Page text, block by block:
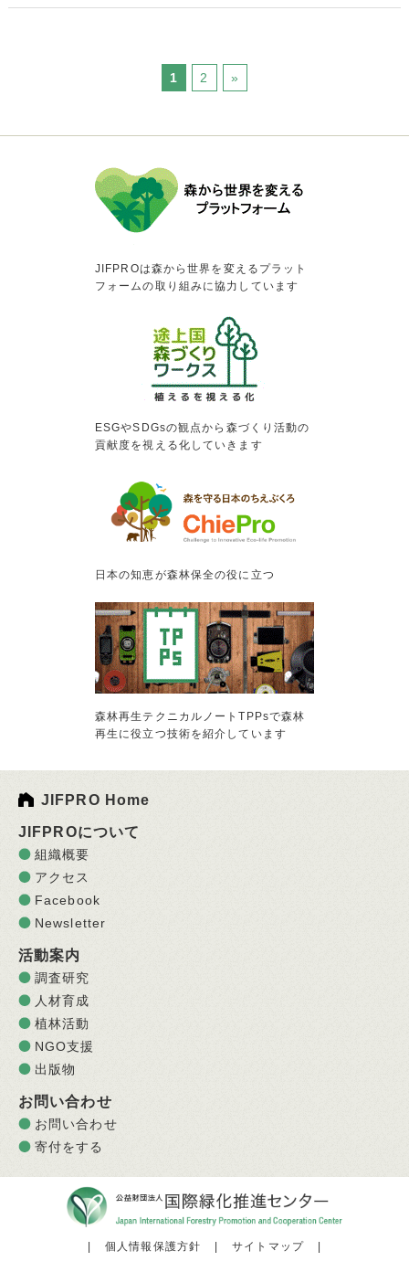
1 2 »
JIFPROは森から世界を変えるプラット
フォームの取り組みに協力しています
ESGやSDGsの観点から森づくり活動の
貢献度を視える化していきます
日本の知恵が森林保全の役に立つ
森林再生テクニカルノートTPPsで森林
再生に役立つ技術を紹介しています
JIFPRO Home
JIFPROについて
組織概要
アクセス
Facebook
Newsletter
活動案内
調査研究
人材育成
植林活動
NGO支援
出版物
お問い合わせ
お問い合わせ
寄付をする
| 個人情報保護方針 | サイトマップ |